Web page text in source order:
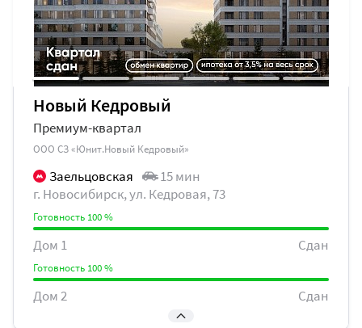
Новый Кедровый
Премиум-квартал
ООО СЗ «Юнит.Новый Кедровый»
Заельцовская
15 мин
г. Новосибирск, ул. Кедровая, 73
Готовность 100 %
Дом 1 Сдан
Готовность 100 %
Дом 2 Сдан